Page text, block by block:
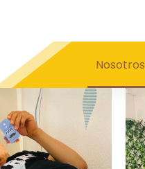
Nosotros